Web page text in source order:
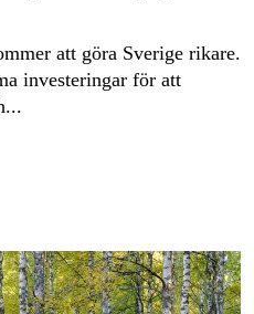
att göra Sverige rikare.
investeringar för att